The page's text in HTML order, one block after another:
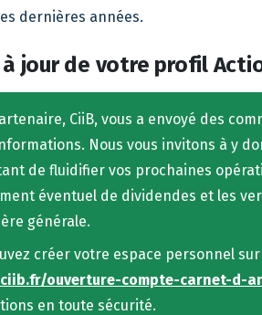
dernières années.
à jour de votre profil
CiiB, vous a envoyé des
Nous vous invitons à y
de fluidifier vos prochaines
éventuel de dividendes et les
générale.
créer votre espace personnel
ouverture-compte-carnet-d-
en toute sécurité.